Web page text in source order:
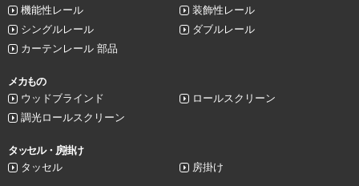
機能性レール
装飾性レール
シングルレール
ダブルレール
カーテンレール 部品
メカもの
ウッドブラインド
ロールスクリーン
調光ロールスクリーン
タッセル・房掛け
タッセル
房掛け